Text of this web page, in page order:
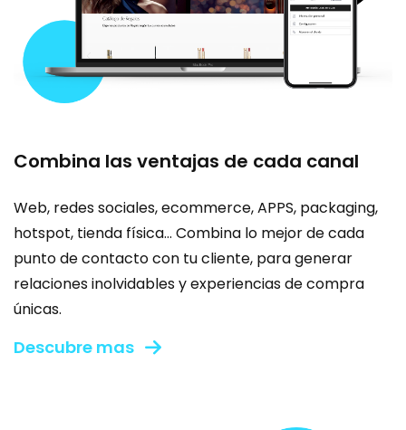
Combina las ventajas de cada canal
Web, redes sociales, ecommerce, APPS, packaging,
hotspot, tienda física… Combina lo mejor de cada
punto de contacto con tu cliente, para generar
relaciones inolvidables y experiencias de compra
únicas.
Descubre mas